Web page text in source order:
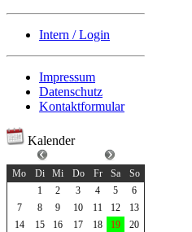
Intern / Login
Impressum
Datenschutz
Kontaktformular
Kalender
Mo
Di Mi Do Fr Sa
So
1
2 3 4 5
6
7
8 9 10 11 12
13
14
15 16 17 18 19
20